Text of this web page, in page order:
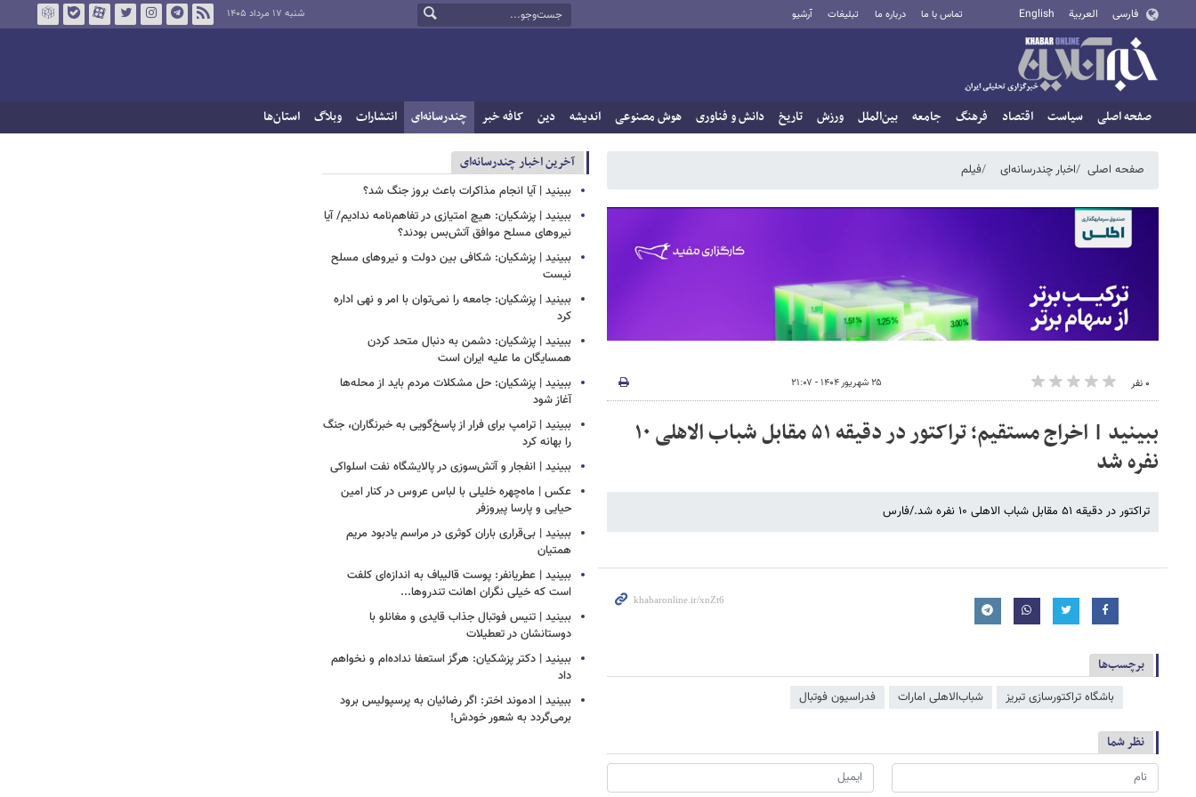
فارسی العربية English تماس با ما درباره ما تبلیغات آرشیو شنبه ۱۷ مرداد ۱۴۰۵
صفحه اصلی سیاست اقتصاد فرهنگ جامعه بین‌الملل ورزش تاریخ دانش و فناوری هوش مصنوعی اندیشه دین کافه خبر چندرسانه‌ای انتشارات وبلاگ استان‌ها
صفحه اصلی اخبار چندرسانه‌ای فیلم
۰ نفر ۲۵ شهریور ۱۴۰۴ - ۲۱:۰۷
ببینید | اخراج مستقیم؛ تراکتور در دقیقه ۵۱ مقابل شباب الاهلی ۱۰
نفره شد
تراکتور در دقیقه ۵۱ مقابل شباب الاهلی ۱۰ نفره شد./فارس
برچسب‌ها
باشگاه تراکتورسازی تبریز شباب‌الاهلی امارات فدراسیون فوتبال
نظر شما
آخرین اخبار چندرسانه‌ای
ببینید | آیا انجام مذاکرات باعث بروز جنگ شد؟
ببینید | پزشکیان: هیچ امتیازی در تفاهم‌نامه ندادیم/ آیا
نیروهای مسلح موافق آتش‌بس بودند؟
ببینید | پزشکیان: شکافی بین دولت و نیروهای مسلح
نیست
ببینید | پزشکیان: جامعه را نمی‌توان با امر و نهی اداره
کرد
ببینید | پزشکیان: دشمن به دنبال متحد کردن
همسایگان ما علیه ایران است
ببینید | پزشکیان: حل مشکلات مردم باید از محله‌ها
آغاز شود
ببینید | ترامپ برای فرار از پاسخ‌گویی به خبرنگاران، جنگ
را بهانه کرد
ببینید | انفجار و آتش‌سوزی در پالایشگاه نفت اسلواکی
عکس | ماه‌چهره خلیلی با لباس عروس در کنار امین
حیایی و پارسا پیروزفر
ببینید | بی‌قراری باران کوثری در مراسم یادبود مریم
همتیان
ببینید | عطریانفر: پوست قالیباف به اندازه‌ای کلفت
است که خیلی نگران اهانت تندروها...
ببینید | تنیس فوتبال جذاب قایدی و مغانلو با
دوستانشان در تعطیلات
ببینید | دکتر پزشکیان: هرگز استعفا نداده‌ام و نخواهم
داد
ببینید | ادموند اختر: اگر رضائیان به پرسپولیس برود
برمی‌گردد به شعور خودش!